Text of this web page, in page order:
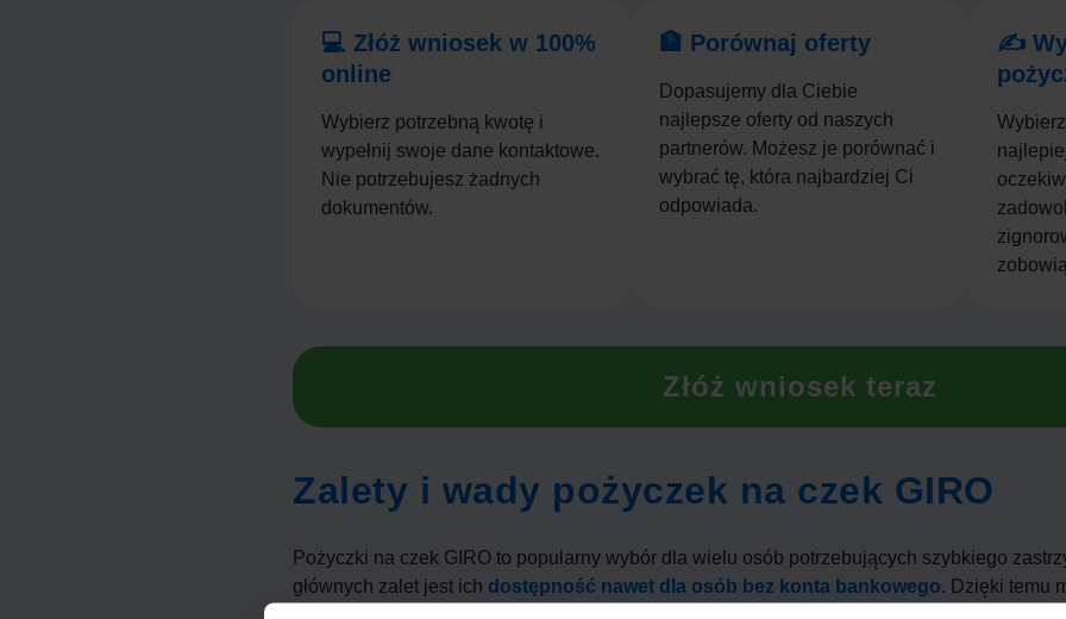
💻 Złóż wniosek w 100%
online
Wybierz potrzebną kwotę i
wypełnij swoje dane kontaktowe.
Nie potrzebujesz żadnych
dokumentów.
🏦 Porównaj oferty
Dopasujemy dla Ciebie
najlepsze oferty od naszych
partnerów. Możesz je porównać i
wybrać tę, która najbardziej Ci
odpowiada.
✍️
Złóż wniosek teraz
Zalety i wady pożyczek na czek GIRO
Pożyczki na czek GIRO to popularny wybór dla wielu osób potrzebujących szybkiego
głównych zalet jest ich dostępność nawet dla osób bez konta bankowego. Dzięki temu